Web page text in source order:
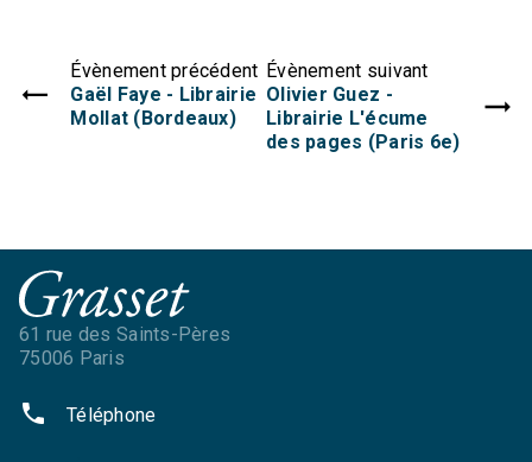
Évènement précédent
Gaël Faye - Librairie
Mollat (Bordeaux)
Évènement suivant
Olivier Guez -
Librairie L'écume
des pages (Paris 6e)
61 rue des Saints-Pères
75006 Paris
phone Téléphone